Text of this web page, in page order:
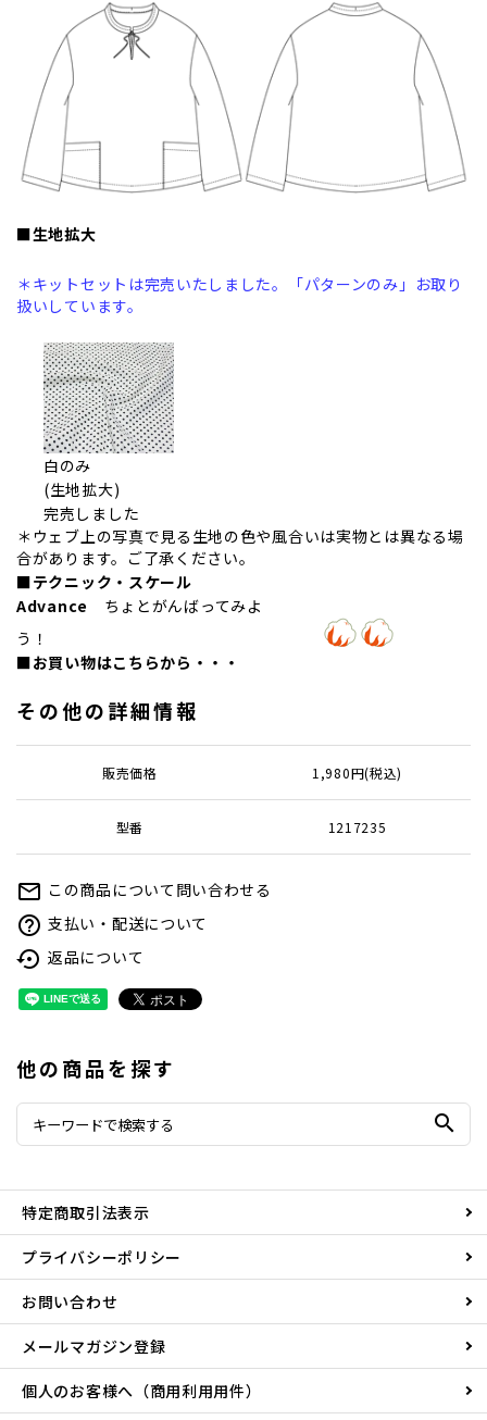
■生地拡大
＊キットセットは完売いたしました。「パターンのみ」お取り
扱いしています。
白のみ
(生地拡大)
完売しました
＊ウェブ上の写真で見る生地の色や風合いは実物とは異なる場
合があります。ご了承ください。
■テクニック・スケール
Advance ちょとがんばってみよ
う！
■お買い物はこちらから・・・
その他の詳細情報
販売価格 1,980円(税込)
型番 1217235
mail_outline この商品について問い合わせる
help_outline 支払い・配送について
settings_backup_restore 返品について
他の商品を探す
search
特定商取引法表示
プライバシーポリシー
お問い合わせ
メールマガジン登録
個人のお客様へ（商用利用用件）